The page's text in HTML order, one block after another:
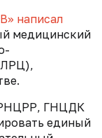
написал
медицинский
ЛРЦ),
РНЦРР, ГНЦДК
единый